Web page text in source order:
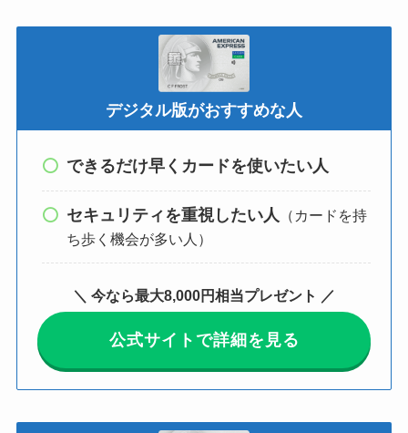
デジタル版がおすすめな人
できるだけ早くカードを使いたい人
セキュリティを重視したい人
（カードを持
ち歩く機会が多い人）
＼ 今なら最大8,000円相当プレゼント ／
公式サイトで詳細を見る